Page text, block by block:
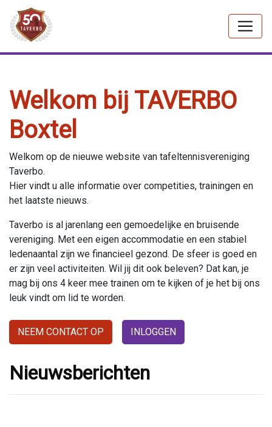
Welkom bij TAVERBO
Boxtel
Welkom op de nieuwe website van tafeltennisvereniging
Taverbo.
Hier vindt u alle informatie over competities, trainingen en
het laatste nieuws.
Taverbo is al jarenlang een gemoedelijke en bruisende
vereniging. Met een eigen accommodatie en een stabiel
ledenaantal zijn we financieel gezond. De sfeer is goed en
er zijn veel activiteiten. Wil jij dit ook beleven? Dat kan, je
mag bij ons 4 keer mee trainen om te kijken of je het bij ons
leuk vindt om lid te worden.
NEEM CONTACT OP INLOGGEN
Nieuwsberichten